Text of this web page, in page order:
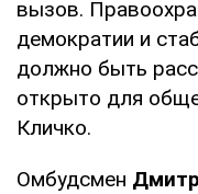
вызов.
демократии и
должно быть
открыто для
Кличко.
Омбудсмен